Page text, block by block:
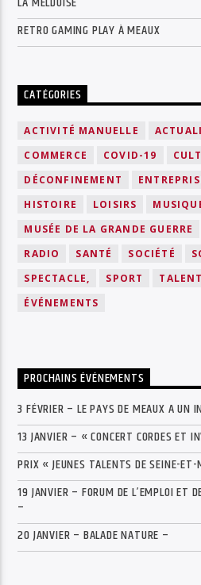
RETRO GAMING PLAY À MEAUX
CATÉGORIES
ACTIVITÉ MANUELLE
COMMERCE
COVID-19
DÉCONFINEMENT
HISTOIRE
LOISIRS
MUSÉE DE LA GRANDE GUERRE
RADIO
SANTÉ SOCIÉTÉ
SPECTACLE,
SPORT
ÉVÉNEMENTS
PROCHAINS ÉVÉNEMENTS
3 FÉVRIER – LE PAYS DE MEAUX A UN
13 JANVIER – « CONCERT CORDES ET
PRIX « JEUNES TALENTS DE SEINE-ET-
19 JANVIER – FORUM DE L’EMPLOI ET
–
20 JANVIER – BALADE NATURE –